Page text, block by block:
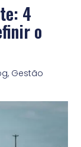
4
o
, Gestão